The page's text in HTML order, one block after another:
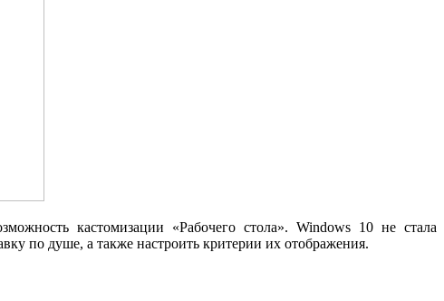
кастомизации «Рабочего стола». Windows 10 не стала
по душе, а также настроить критерии их отображения.